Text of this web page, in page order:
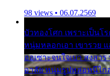
98 views • 06.07.2569
บัวทองโศก เพราะเป็น
หนุ่มหลอกเอา เขารวย
ออเซาะจนใจเบา สงสา
อาลัย หนุ่มรูปหล่อหนีไก